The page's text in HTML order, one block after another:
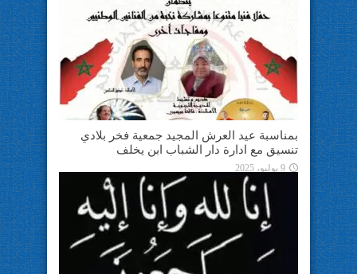
بمناسبة عيد العرش المجيد جمعية فخر بلادي
تنسيق مع ادارة دار الشباب ابن يخلف
9 يوليو، 2025